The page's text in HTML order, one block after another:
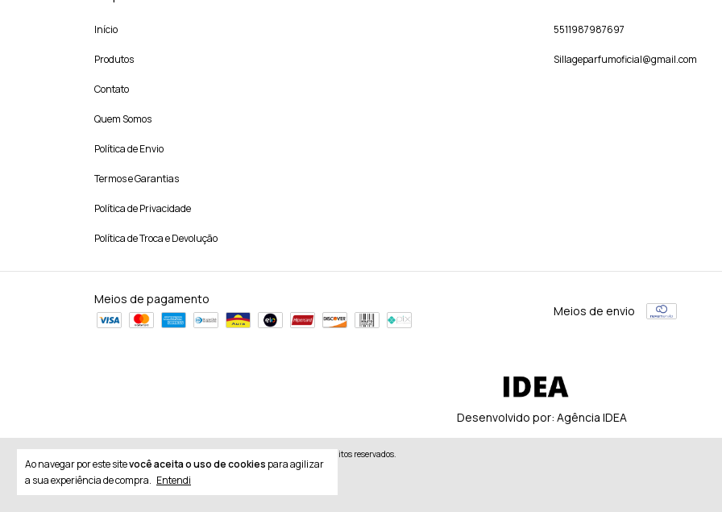
Ao navegar por este sitevocê aceita o uso de cookies para agilizar
a sua experiência de compra. Entendi
Início
Produtos
Contato
Quem Somos
Política de Envio
Termos e Garantias
Política de Privacidade
Política de Troca e Devolução
5511987987697
Sillageparfumoficial@gmail.com
Meios de pagamento
Meios de envio
Desenvolvido por: Agência IDEA
Copyright Sillage Parfum - 66544316000152 - 2026. Todos os direitos reservados.